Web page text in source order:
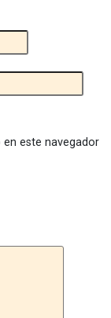
este navegador